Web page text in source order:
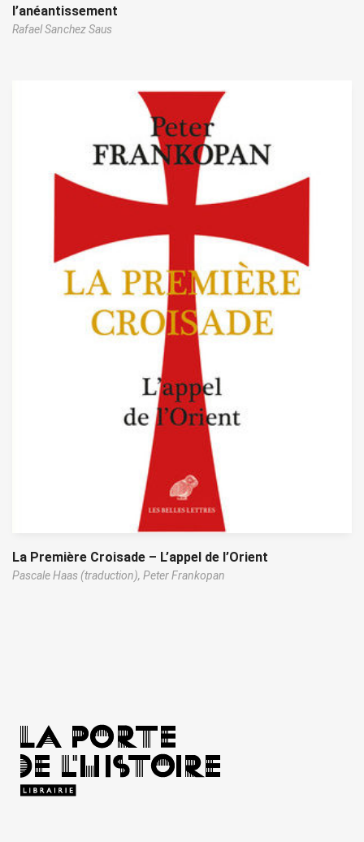
l’anéantissement
Rafael Sanchez Saus
La Première Croisade – L’appel de l’Orient
Pascale Haas (traduction), Peter Frankopan